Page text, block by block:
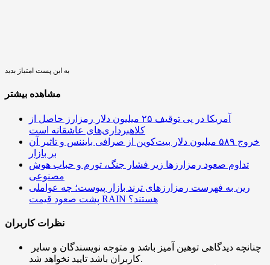
به این پست امتیاز بدید
مشاهده بیشتر
آمریکا در پی توقیف ۲۵ میلیون دلار رمزارز حاصل از
کلاهبرداری‌های عاشقانه است
خروج ۵۸۹ میلیون دلار بیت‌کوین از صرافی بایننس و تاثیر آن
بر بازار
تداوم صعود رمزارزها زیر فشار جنگ، تورم و حباب هوش
مصنوعی
رین به فهرست رمزارزهای ترند بازار پیوست؛ چه عواملی
پشت صعود قیمت RAIN هستند؟
نظرات کاربران
کاربران باشد تایید نخواهد شد.